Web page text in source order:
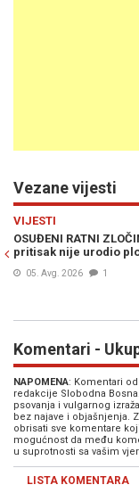
Vezane vijesti
ali
SRBIJA NA
PROTIĆA:
Komentari -
NAPOMENA: Komentari
redakcije Slobodna
psovanja i vulgarnog
bez najave i objašnjenja.
obrisati sve komentare
mogućnost da među
u suprotnosti sa vašim
LISTA KOMENTARA